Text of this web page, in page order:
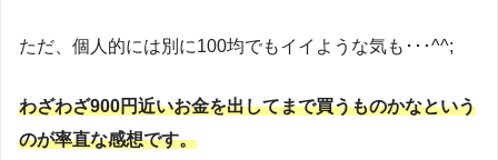
ただ、個人的には別に100均でもイイような気も･･･^^;
わざわざ900円近いお金を出してまで買うものかなという
のが率直な感想です。